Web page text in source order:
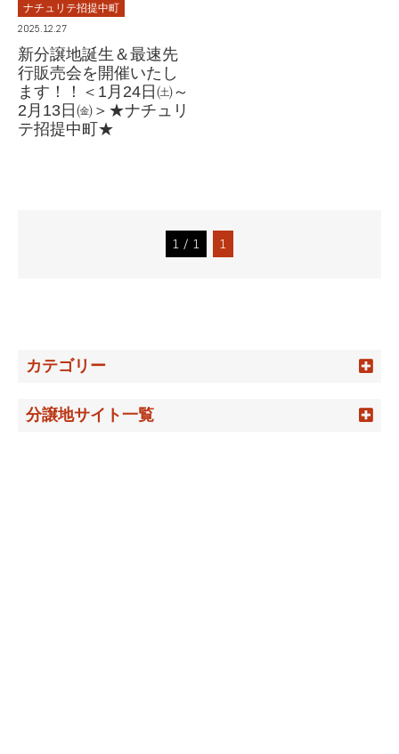
ナチュリテ招提中町
2025.12.27
新分譲地誕生＆最速先
行販売会を開催いたし
ます！！＜1月24日㈯～
2月13日㈮＞★ナチュリ
テ招提中町★
1 / 1 1
カテゴリー
分譲地サイト一覧